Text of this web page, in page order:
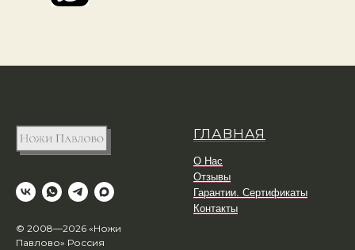
© 2008—2026 «Ножи
Павлово» Россия
ГЛАВНАЯ
О Нас
Отзывы
Гарантии. Сертификаты
Контакты